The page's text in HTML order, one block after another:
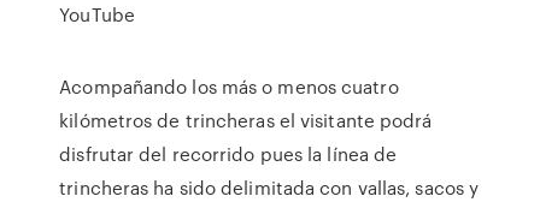
YouTube
Acompañando los más o menos cuatro
kilómetros de trincheras el visitante podrá
disfrutar del recorrido pues la línea de
trincheras ha sido delimitada con vallas, sacos y